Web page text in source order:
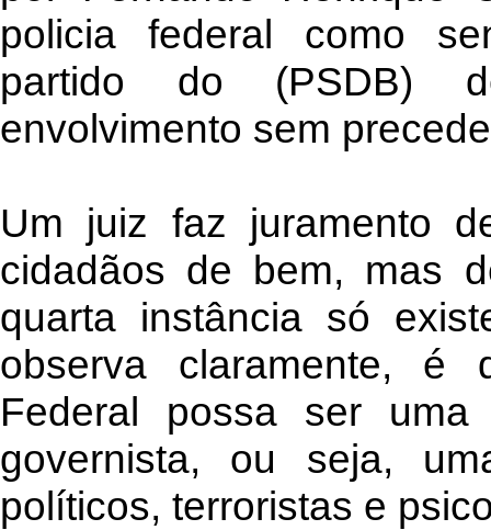
policia federal como
partido do (PSDB)
envolvimento sem
Um juiz faz juramento
cidadãos de bem, mas
quarta instância só
observa claramente, é
Federal possa ser uma
governista, ou seja,
políticos, terroristas e